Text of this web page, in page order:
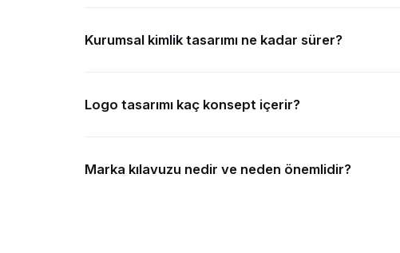
Kurumsal kimlik tasarımı ne kadar sürer?
Logo tasarımı kaç konsept içerir?
Marka kılavuzu nedir ve neden önemlidir?